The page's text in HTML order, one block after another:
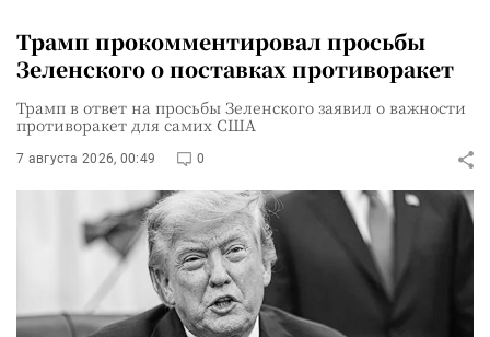
Трамп прокомментировал просьбы
Зеленского о поставках противоракет
Трамп в ответ на просьбы Зеленского заявил о важности
противоракет для самих США
7 августа 2026, 00:49 0